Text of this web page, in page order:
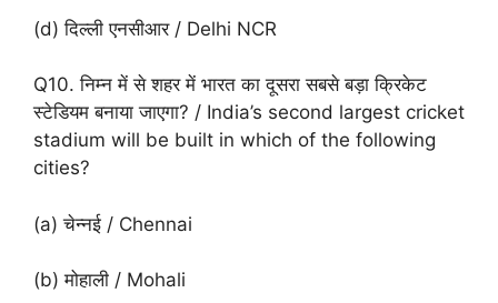
(d) दिल्ली एनसीआर / Delhi NCR
Q10. निम्न में से शहर में भारत का दूसरा सबसे बड़ा क्रिकेट
स्टेडियम बनाया जाएगा? / India’s second largest cricket
stadium will be built in which of the following
cities?
(a) चेन्नई / Chennai
(b) मोहाली / Mohali